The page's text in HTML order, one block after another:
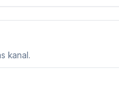
kanal.